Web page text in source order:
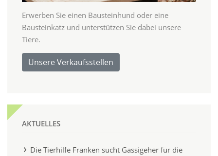
Erwerben Sie einen Bausteinhund oder eine
Bausteinkatz und unterstützen Sie dabei unsere
Tiere.
Unsere Verkaufsstellen
AKTUELLES
Die Tierhilfe Franken sucht Gassigeher für die